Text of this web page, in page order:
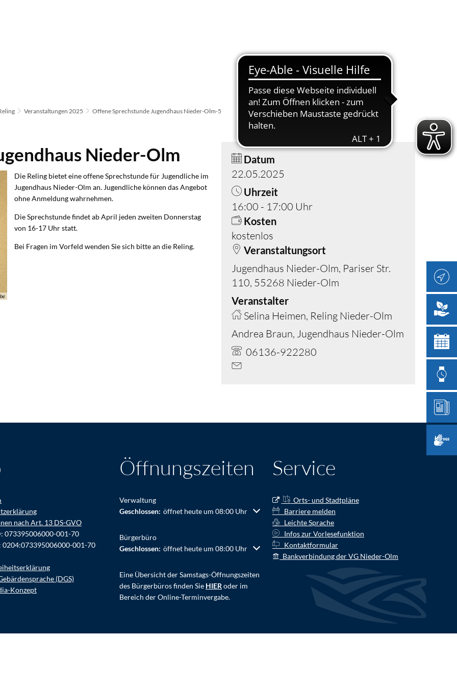
Veranstaltungen 2025 Offene Sprechstunde Jugendhaus Nieder-Olm-5
Nieder-Olm
Die Reling bietet eine offene Sprechstunde für Jugendliche im
Jugendhaus Nieder-Olm an. Jugendliche können das Angebot
ohne Anmeldung wahrnehmen.
Die Sprechstunde findet ab April jeden zweiten Donnerstag
von 16-17 Uhr statt.
Bei Fragen im Vorfeld wenden Sie sich bitte an die Reling.
Datum
22.05.2025
Uhrzeit
16:00 - 17:00 Uhr
Kosten
kostenlos
Veranstaltungsort
Jugendhaus Nieder-Olm, Pariser Str.
110, 55268 Nieder-Olm
Veranstalter
Selina Heimen, Reling Nieder-Olm
Andrea Braun, Jugendhaus Nieder-Olm
06136-922280
nach Art. 13 DS-GVO
073395006000-001-70
0204:073395006000-001-70
(DGS)
Konzept
Öffnungszeiten
Verwaltung
Klicken, um weitere Öffnungs- oder Schließzeiten auszublenden
Geschlossen: öffnet heute um 08:00 Uhr
Bürgerbüro
Klicken, um weitere Öffnungs- oder Schließzeiten auszublenden
Geschlossen: öffnet heute um 08:00 Uhr
Eine Übersicht der Samstags-Öffnungszeiten
des Bürgerbüros finden Sie HIER oder im
Bereich der Online-Terminvergabe.
Service
Orts- und Stadtpläne
Barriere melden
Leichte Sprache
Infos zur Vorlesefunktion
Kontaktformular
Bankverbindung der VG Nieder-Olm